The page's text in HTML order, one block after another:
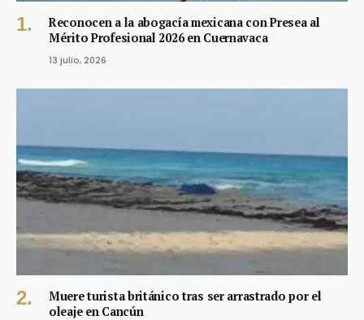
Reconocen a la abogacía mexicana con Presea al
Mérito Profesional 2026 en Cuernavaca
13 julio, 2026
Muere turista británico tras ser arrastrado por el
oleaje en Cancún